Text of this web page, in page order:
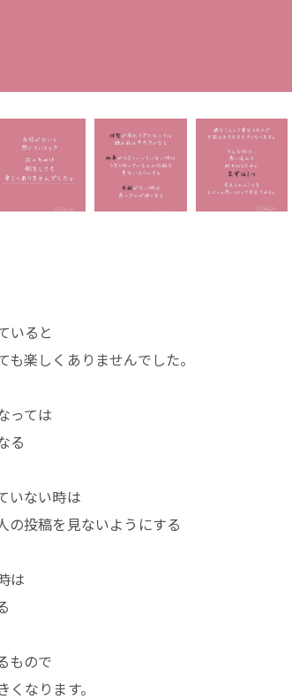
いると
楽しくありませんでした。
っては
る
いない時は
の投稿を見ないようにする
は
もので
なります。